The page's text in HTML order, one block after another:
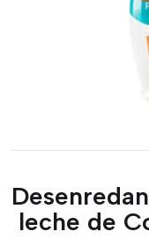
leche de